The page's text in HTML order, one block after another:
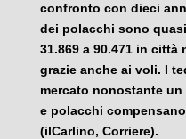
confronto con dieci
dei polacchi sono
31.869 a 90.471 in città
grazie anche ai voli. I
mercato nonostante
e polacchi
(ilCarlino, Corriere).